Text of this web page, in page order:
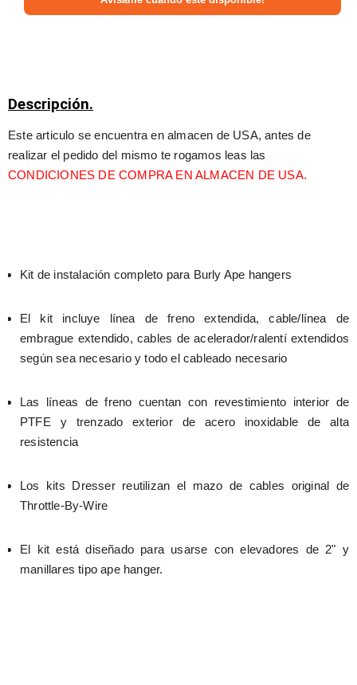
Descripción.
Este articulo se encuentra en almacen de USA, antes de
CONDICIONES DE COMPRA EN ALMACEN DE USA.
Kit de instalación completo para Burly Ape hangers
El kit incluye línea de freno extendida, cable/línea de
embrague extendido, cables de acelerador/ralentí extendidos
según sea necesario y todo el cableado necesario
Las líneas de freno cuentan con revestimiento interior de
PTFE y trenzado exterior de acero inoxidable de alta
resistencia
Los kits Dresser reutilizan el mazo de cables original de
Throttle-By-Wire
El kit está diseñado para usarse con elevadores de 2" y
manillares tipo ape hanger.